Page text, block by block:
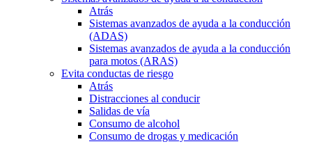
Atrás
Sistemas avanzados de ayuda a la conducción
(ADAS)
Sistemas avanzados de ayuda a la conducción
para motos (ARAS)
Evita conductas de riesgo
Atrás
Distracciones al conducir
Salidas de vía
Consumo de alcohol
Consumo de drogas y medicación